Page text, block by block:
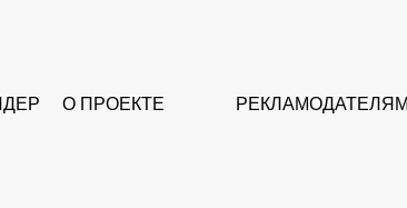
О ПРОЕКТЕ РЕКЛАМОДАТЕЛЯМ